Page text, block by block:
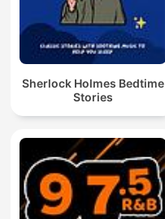
Sherlock Holmes Bedtime
Stories